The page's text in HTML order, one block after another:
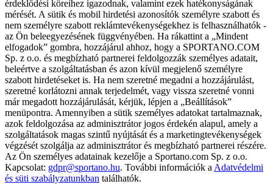
érdeklődési köreihez igazodnak, valamint ezek hatékonyságának
mérését. A sütik és mobil hirdetési azonosítók személyre szabott és
nem személyre szabott reklámtevékenységekhez is felhasználhatók -
az Ön beleegyezésének függvényében. Ha rákattint a „Mindent
elfogadok” gombra, hozzájárul ahhoz, hogy a SPORTANO.COM
Sp. z o.o. és megbízható partnerei feldolgozzák személyes adatait,
beleértve a szolgáltatásban és azon kívül megjelenő személyre
szabott hirdetéseket is. Ha nem szeretné megadni a hozzájárulást,
szeretné korlátozni annak terjedelmét, vagy vissza szeretné vonni
már megadott hozzájárulását, kérjük, lépjen a „Beállítások”
menüpontra. Amennyiben a sütik személyes adatokat tartalmaznak,
azok feldolgozása az adminisztrátor jogos érdekén alapul, amely a
szolgáltatások magas szintű nyújtását és a marketingtevékenységek
végzését szolgálja az adminisztrátor és megbízható partnerei részére.
Az Ön személyes adatainak kezelője a Sportano.com Sp. z o.o.
Kapcsolat: gdpr@sportano.hu. További információk a Adatvédelmi
és süti szabályzatunkban találhatók.